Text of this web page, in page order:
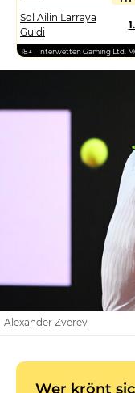
Sol Ailin Larraya
Guidi
18+ | Interwetten Gaming Ltd.
Alexander Zverev